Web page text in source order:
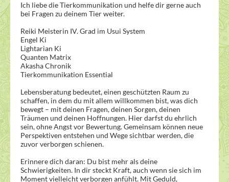
Ich liebe die Tierkommunikation und helfe dir gerne auch
bei Fragen zu deinem Tier weiter.
Reiki Meisterin IV. Grad im Usui System
Engel Ki
Lightarian Ki
Quanten Matrix
Akasha Chronik
Tierkommunikation Essential
Lebensberatung bedeutet, einen geschützten Raum zu
schaffen, in dem du mit allem willkommen bist, was dich
bewegt – mit deinen Fragen, deinen Sorgen, deinen
Träumen und deinen Hoffnungen. Hier darfst du ehrlich
sein, ohne Angst vor Bewertung. Gemeinsam können neue
Perspektiven entstehen und Wege sichtbar werden, die
zuvor verborgen schienen.
Erinnere dich daran: Du bist mehr als deine
Schwierigkeiten. In dir steckt Kraft, auch wenn sie sich im
Moment vielleicht verborgen anfühlt. Mit Geduld,